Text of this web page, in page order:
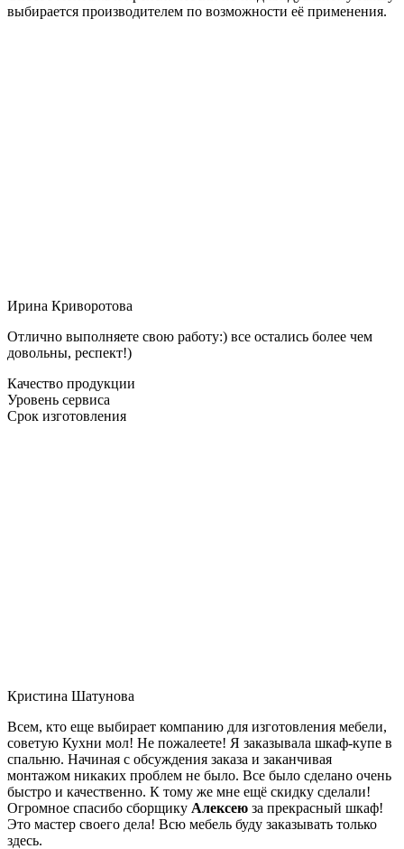
выбирается производителем по возможности её применения.
Ирина Криворотова
Отлично выполняете свою работу:) все остались более чем
довольны, респект!)
Качество продукции
Уровень сервиса
Срок изготовления
Кристина Шатунова
Всем, кто еще выбирает компанию для изготовления мебели,
советую Кухни мол! Не пожалеете! Я заказывала шкаф-купе в
спальню. Начиная с обсуждения заказа и заканчивая
монтажом никаких проблем не было. Все было сделано очень
быстро и качественно. К тому же мне ещё скидку сделали!
Огромное спасибо сборщику Алексею за прекрасный шкаф!
Это мастер своего дела! Всю мебель буду заказывать только
здесь.